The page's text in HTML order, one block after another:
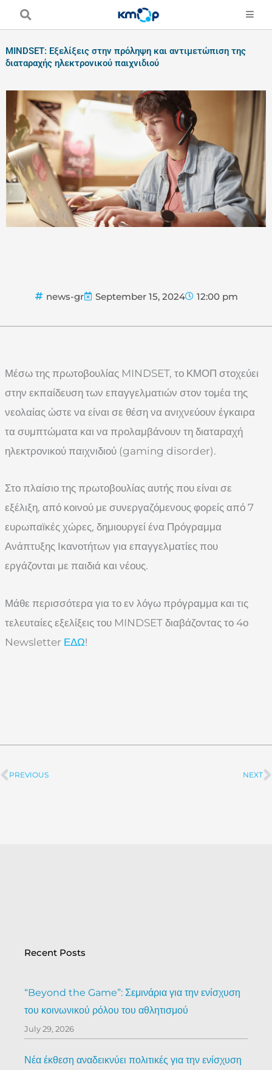
MINDSET: Εξελίξεις στην πρόληψη και αντιμετώπιση της
διαταραχής ηλεκτρονικού παιχνιδιού
news-gr September 15, 2024 12:00 pm
Μέσω της πρωτοβουλίας MINDSET, το ΚΜΟΠ στοχεύει
στην εκπαίδευση των επαγγελματιών στον τομέα της
νεολαίας ώστε να είναι σε θέση να ανιχνεύουν έγκαιρα
τα συμπτώματα και να προλαμβάνουν τη διαταραχή
ηλεκτρονικού παιχνιδιού (gaming disorder).
Στο πλαίσιο της πρωτοβουλίας αυτής που είναι σε
εξέλιξη, από κοινού με συνεργαζόμενους φορείς από 7
ευρωπαϊκές χώρες, δημιουργεί ένα Πρόγραμμα
Ανάπτυξης Ικανοτήτων για επαγγελματίες που
εργάζονται με παιδιά και νέους.
Μάθε περισσότερα για το εν λόγω πρόγραμμα και τις
τελευταίες εξελίξεις του MINDSET διαβάζοντας το 4ο
Newsletter ΕΔΩ!
Prev
PREVIOUS NEXT
Recent Posts
“Beyond the Game”: Σεμινάρια για την ενίσχυση
του κοινωνικού ρόλου του αθλητισμού
July 29, 2026
Νέα έκθεση αναδεικνύει πολιτικές για την ενίσχυση